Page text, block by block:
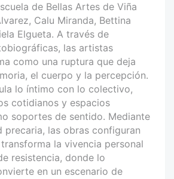
de Bellas Artes de Viña
Calu Miranda, Bettina
Elgueta. A través de
las artistas
como una ruptura que deja
el cuerpo y la percepción.
lo íntimo con lo colectivo,
cotidianos y espacios
soportes de sentido. Mediante
precaria, las obras configuran
la vivencia personal
resistencia, donde lo
en un escenario de